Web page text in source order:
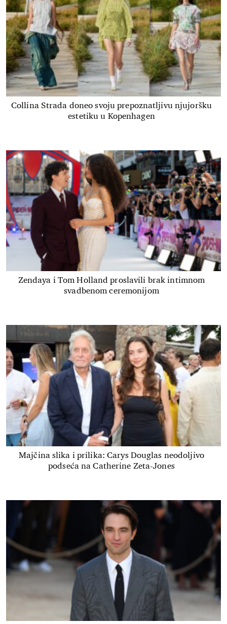
Collina Strada doneo svoju prepoznatljivu njujoršku
estetiku u Kopenhagen
Zendaya i Tom Holland proslavili brak intimnom
svadbenom ceremonijom
Majčina slika i prilika: Carys Douglas neodoljivo
podseća na Catherine Zeta-Jones